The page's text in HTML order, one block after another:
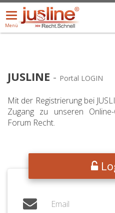
Menü
öffnen/schließen
Menü
ALLE DROPDOWN:
JUSLINE - Portal LOGIN
Mit der Registrierung bei
Zugang zu unseren
Forum Recht.